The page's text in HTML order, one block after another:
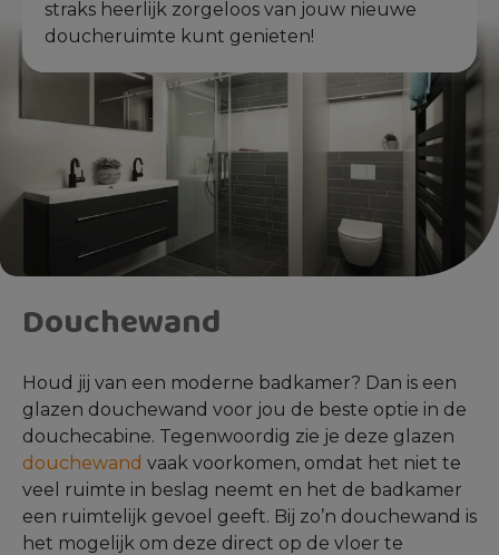
straks heerlijk zorgeloos van jouw nieuwe
doucheruimte kunt genieten!
Douchewand
Houd jij van een moderne badkamer? Dan is een
glazen douchewand voor jou de beste optie in de
douchecabine. Tegenwoordig zie je deze glazen
douchewand vaak voorkomen, omdat het niet te
veel ruimte in beslag neemt en het de badkamer
een ruimtelijk gevoel geeft. Bij zo’n douchewand is
het mogelijk om deze direct op de vloer te